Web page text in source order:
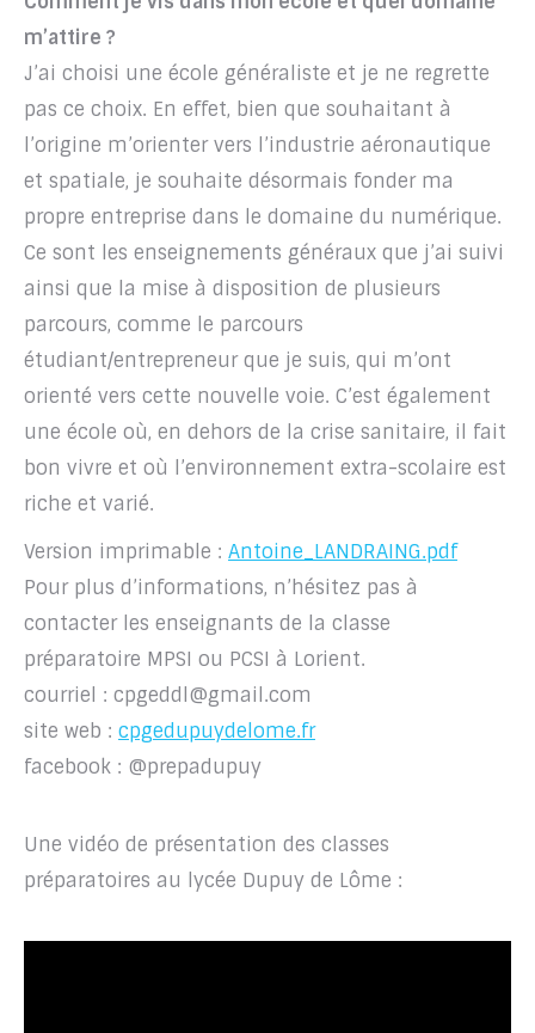
m’attire ?
J’ai choisi une école généraliste et je ne regrette
pas ce choix. En effet, bien que souhaitant à
l’origine m’orienter vers l’industrie aéronautique
et spatiale, je souhaite désormais fonder ma
propre entreprise dans le domaine du numérique.
Ce sont les enseignements généraux que j’ai suivi
ainsi que la mise à disposition de plusieurs
parcours, comme le parcours
étudiant/entrepreneur que je suis, qui m’ont
orienté vers cette nouvelle voie. C’est également
une école où, en dehors de la crise sanitaire, il fait
bon vivre et où l’environnement extra-scolaire est
riche et varié.
Version imprimable : Antoine_LANDRAING.pdf
Pour plus d’informations, n’hésitez pas à
contacter les enseignants de la classe
préparatoire MPSI ou PCSI à Lorient.
courriel : cpgeddl@gmail.com
site web : cpgedupuydelome.fr
facebook : @prepadupuy
Une vidéo de présentation des classes
préparatoires au lycée Dupuy de Lôme :